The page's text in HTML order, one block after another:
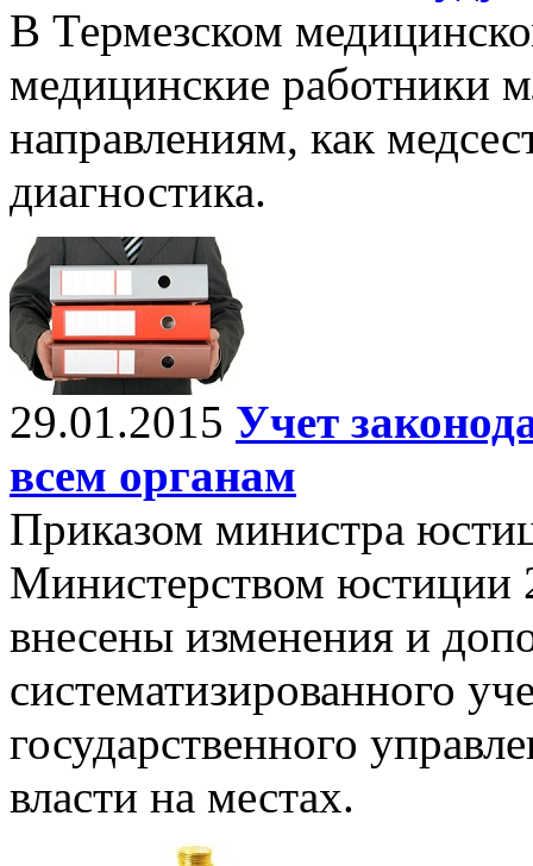
В Термезском
медицинские работники
направлениям, как
диагностика.
29.01.2015 Учет
всем органам
Приказом министра
Министерством юстиции
внесены изменения и
систематизированного
государственного
власти на местах.